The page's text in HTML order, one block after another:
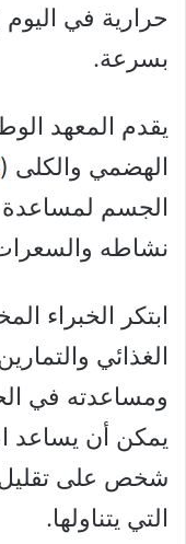
بسرعة.
يقدم المعهد
الهضمي والكلى (
الجسم
نشاطه والسعرات
ابتكر الخبراء
الغذائي
ومساعدته في
يمكن أن يساعد
شخص على تقليل
التي يتناولها.